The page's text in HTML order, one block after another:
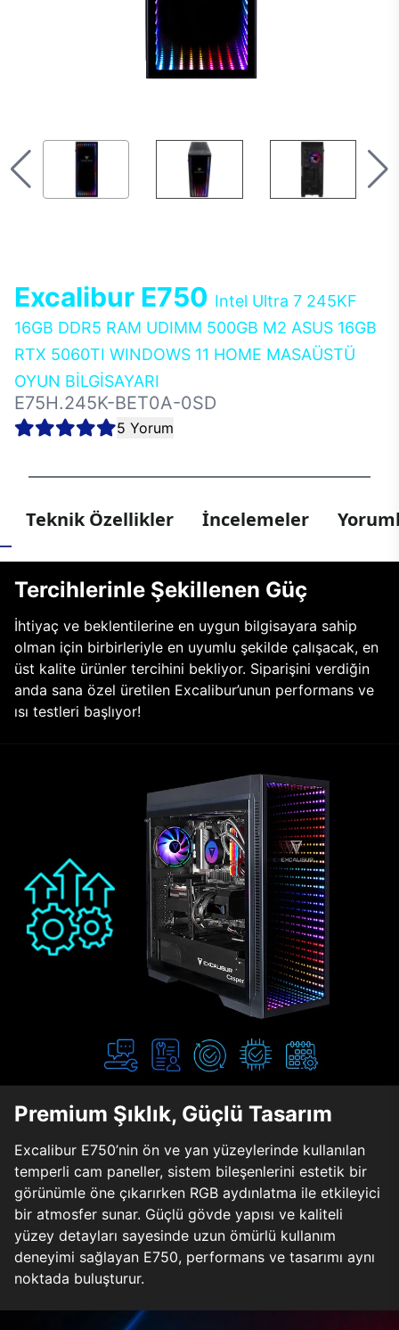
Excalibur E750 Intel Ultra 7 245KF
16GB DDR5 RAM UDIMM 500GB M2 ASUS 16GB
RTX 5060TI WINDOWS 11 HOME MASAÜSTÜ
OYUN BİLGİSAYARI
E75H.245K-BET0A-0SD
5 Yorum
Teknik Özellikler İncelemeler
Tercihlerinle Şekillenen Güç
İhtiyaç ve beklentilerine en uygun bilgisayara sahip
olman için birbirleriyle en uyumlu şekilde çalışacak, en
üst kalite ürünler tercihini bekliyor. Siparişini verdiğin
anda sana özel üretilen Excalibur’unun performans ve
ısı testleri başlıyor!
Premium Şıklık, Güçlü Tasarım
Excalibur E750’nin ön ve yan yüzeylerinde kullanılan
temperli cam paneller, sistem bileşenlerini estetik bir
görünümle öne çıkarırken RGB aydınlatma ile etkileyici
bir atmosfer sunar. Güçlü gövde yapısı ve kaliteli
yüzey detayları sayesinde uzun ömürlü kullanım
deneyimi sağlayan E750, performans ve tasarımı aynı
noktada buluşturur.